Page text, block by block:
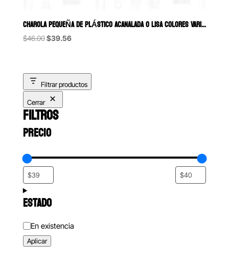
CHAROLA PEQUEÑA DE PLÁSTICO ACANALADA O LISA COLORES VARIOS
$46.00Original
$46.00.
$39.56Current
$39.56.
Filtrar productos
Cerrar
FILTROS
PRECIO
ESTADO
Estado
En existencia
Aplicar